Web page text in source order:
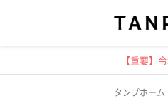
【重要】
タンプホーム